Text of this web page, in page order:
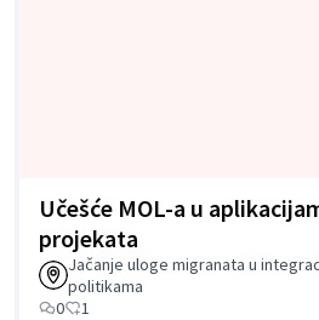
Učešće MOL-a u
projekata
Jačanje uloge migranata u
politikama
0
1